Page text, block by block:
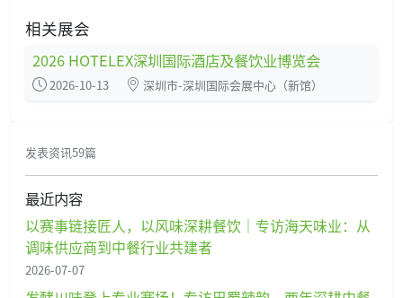
相关展会
2026 HOTELEX深圳国际酒店及餐饮业博览会
2026-10-13 深圳市-深圳国际会展中心（新馆）
发表资讯59篇
最近内容
以赛事链接匠人，以风味深耕餐饮｜专访海天味业：从
调味供应商到中餐行业共建者
2026-07-07